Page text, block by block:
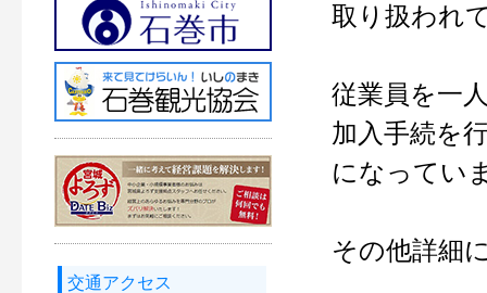
取り扱われ
従業員を一
加入手続を
になってい
その他詳細
交通アクセス